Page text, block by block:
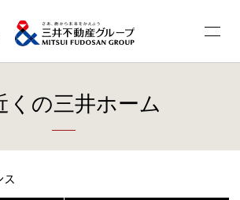
くの三井ホーム